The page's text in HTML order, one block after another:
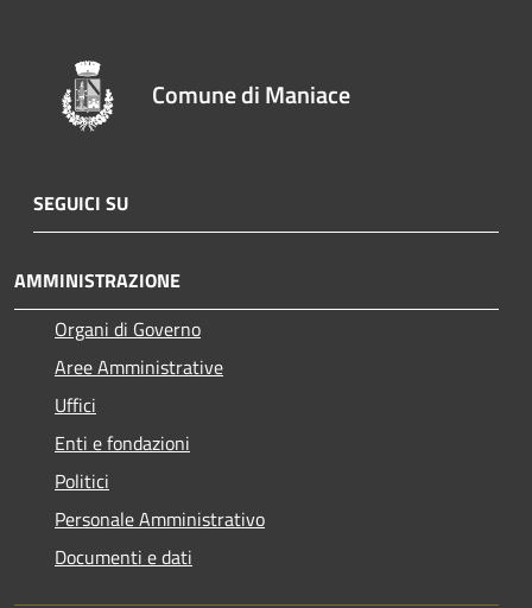
Comune di Maniace
SEGUICI SU
AMMINISTRAZIONE
Organi di Governo
Aree Amministrative
Uffici
Enti e fondazioni
Politici
Personale Amministrativo
Documenti e dati